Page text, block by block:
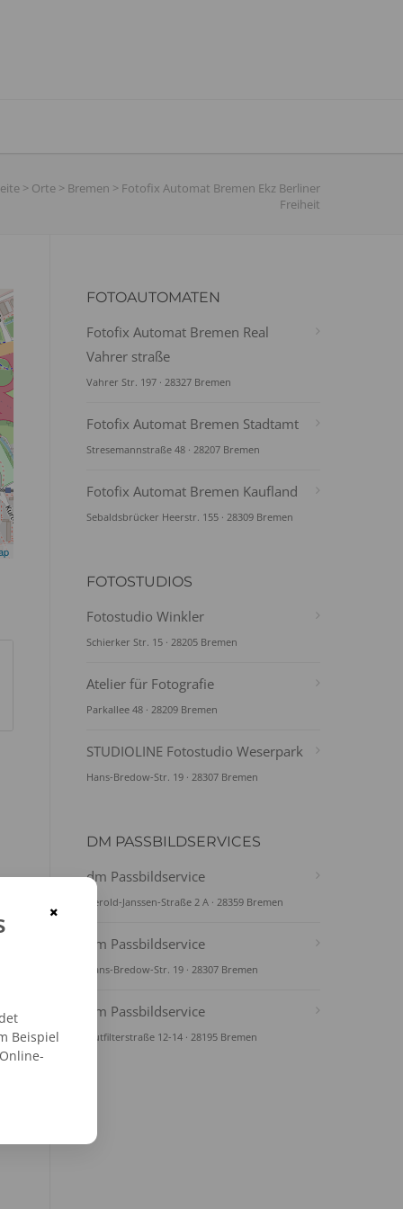
> Orte > Bremen > Fotofix Automat Bremen Ekz Berliner
Freiheit
FOTOAUTOMATEN
Fotofix Automat Bremen Real
Vahrer straße
Vahrer Str. 197 · 28327 Bremen
Fotofix Automat Bremen Stadtamt
Stresemannstraße 48 · 28207 Bremen
Fotofix Automat Bremen Kaufland
Sebaldsbrücker Heerstr. 155 · 28309 Bremen
FOTOSTUDIOS
Fotostudio Winkler
Schierker Str. 15 · 28205 Bremen
Atelier für Fotografie
Parkallee 48 · 28209 Bremen
STUDIOLINE Fotostudio Weserpark
Hans-Bredow-Str. 19 · 28307 Bremen
DM PASSBILDSERVICES
dm Passbildservice
Gerold-Janssen-Straße 2 A · 28359 Bremen
dm Passbildservice
Hans-Bredow-Str. 19 · 28307 Bremen
dm Passbildservice
Hutfilterstraße 12-14 · 28195 Bremen
×
Beispiel